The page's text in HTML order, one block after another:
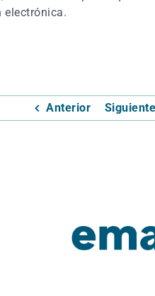
electrónica.
Anterior Siguiente